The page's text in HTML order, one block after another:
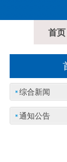
首页
综合新闻
通知公告